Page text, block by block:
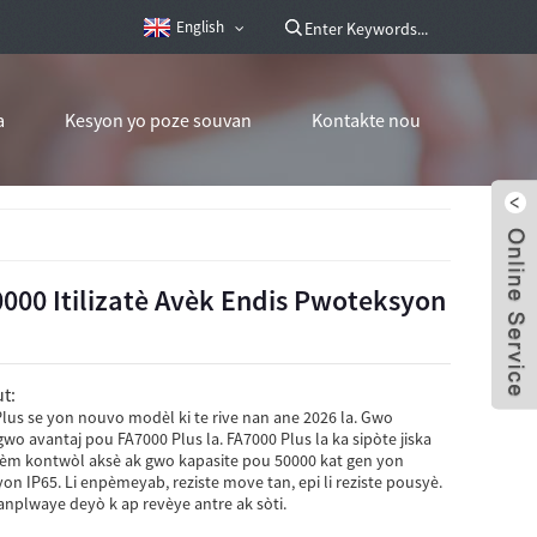
English
Kesyon yo poze souvan Kontakte nou
Itilizatè Avèk Endis Pwoteksyon
se yon nouvo modèl ki te rive nan ane 2026 la. Gwo
avantaj pou FA7000 Plus la. FA7000 Plus la ka sipòte jiska
kontwòl aksè ak gwo kapasite pou 50000 kat gen yon
IP65. Li enpèmeyab, reziste move tan, epi li reziste pousyè.
deyò k ap revèye antre ak sòti.